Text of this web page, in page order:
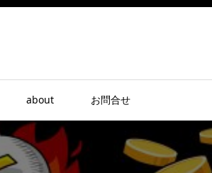
メニュー
about お問合せ